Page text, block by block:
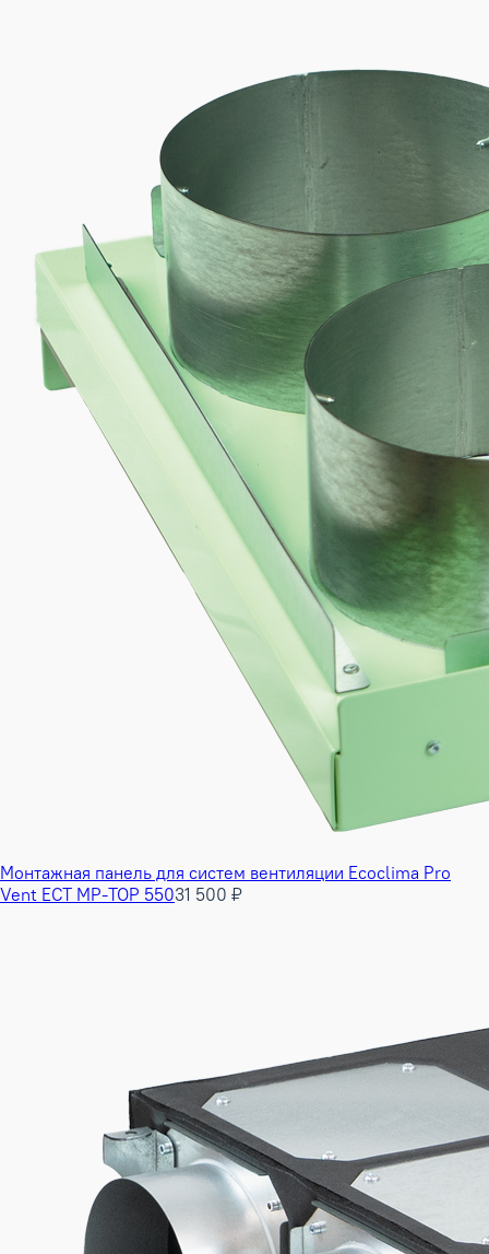
Монтажная панель для систем вентиляции Ecoclima Pro
Vent ECT MP-TOP 55031 500 ₽